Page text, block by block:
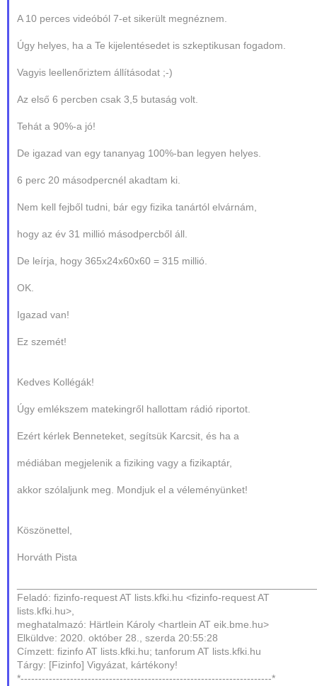
A 10 perces videóból 7-et sikerült megnéznem.
Úgy helyes, ha a Te kijelentésedet is szkeptikusan fogadom.
Vagyis leellenőriztem állításodat ;-)
Az első 6 percben csak 3,5 butaság volt.
Tehát a 90%-a jó!
De igazad van egy tananyag 100%-ban legyen helyes.
6 perc 20 másodpercnél akadtam ki.
Nem kell fejből tudni, bár egy fizika tanártól elvárnám,
hogy az év 31 millió másodpercből áll.
De leírja, hogy 365x24x60x60 = 315 millió.
OK.
Igazad van!
Ez szemét!
Kedves Kollégák!
Úgy emlékszem matekingről hallottam rádió riportot.
Ezért kérlek Benneteket, segítsük Karcsit, és ha a
médiában megjelenik a fiziking vagy a fizikaptár,
akkor szólaljunk meg. Mondjuk el a véleményünket!
Köszönettel,
Horváth Pista
Feladó: fizinfo-request AT lists.kfki.hu <fizinfo-request AT
lists.kfki.hu>,
meghatalmazó: Härtlein Károly <hartlein AT eik.bme.hu>
Elküldve: 2020. október 28., szerda 20:55:28
Címzett: fizinfo AT lists.kfki.hu; tanforum AT lists.kfki.hu
Tárgy: [Fizinfo] Vigyázat, kártékony!
*-----------------------------------------------------------------------*